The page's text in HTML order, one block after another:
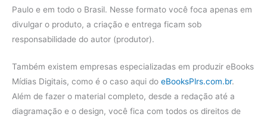
Paulo e em todo o Brasil. Nesse formato você foca apenas em
divulgar o produto, a criação e entrega ficam sob
responsabilidade do autor (produtor).
Também existem empresas especializadas em produzir eBooks
Mídias Digitais, como é o caso aqui do eBooksPlrs.com.br.
Além de fazer o material completo, desde a redação até a
diagramação e o design, você fica com todos os direitos de